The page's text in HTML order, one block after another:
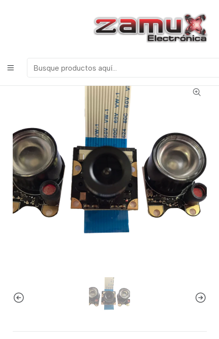
ELECTRONICOS, ROBOTICA & TECNOLOGIA
Tarjetas de Desarrollo
Raspberry Pi
CAMARA RASPBERRY 1080P VISION DIURNA Y